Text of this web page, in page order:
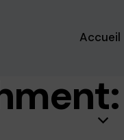
Accueil